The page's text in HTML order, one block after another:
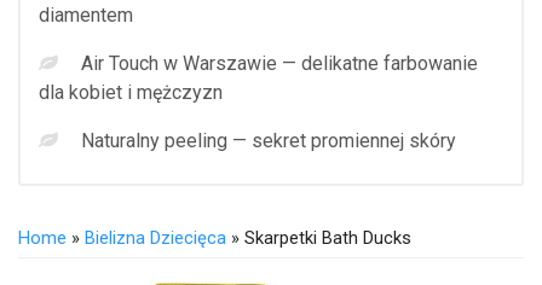
diamentem
Air Touch w Warszawie — delikatne farbowanie
dla kobiet i mężczyzn
Naturalny peeling — sekret promiennej skóry
Home » Bielizna Dziecięca » Skarpetki Bath Ducks